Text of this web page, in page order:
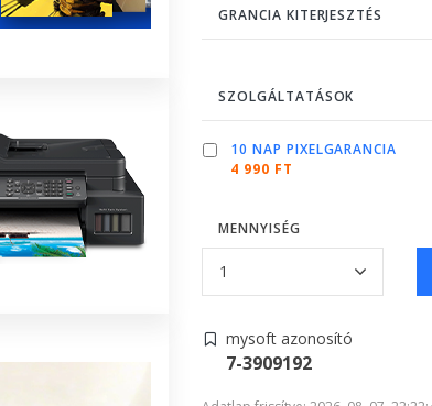
GRANCIA KITERJESZTÉS
SZOLGÁLTATÁSOK
10 NAP PIXELGARANCIA
4 990 FT
MENNYISÉG
mysoft azonosító
7-3909192